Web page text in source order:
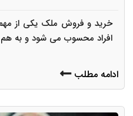
خرید و فروش ملک یکی از مهم
افراد محسوب می شود و به هم
ادامه مطلب